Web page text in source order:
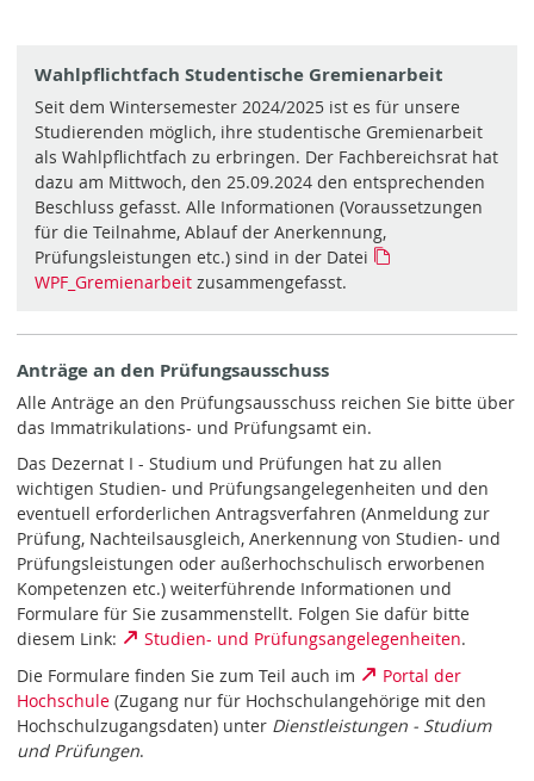
Wahlpflichtfach Studentische Gremienarbeit
Seit dem Wintersemester 2024/2025 ist es für unsere
Studierenden möglich, ihre studentische Gremienarbeit
als Wahlpflichtfach zu erbringen. Der Fachbereichsrat hat
dazu am Mittwoch, den 25.09.2024 den entsprechenden
Beschluss gefasst. Alle Informationen (Voraussetzungen
für die Teilnahme, Ablauf der Anerkennung,
Prüfungsleistungen etc.) sind in der Datei
WPF_Gremienarbeitzusammengefasst.
Anträge an den Prüfungsausschuss
Alle Anträge an den Prüfungsausschuss reichen Sie bitte über
das Immatrikulations- und Prüfungsamt ein.
Das Dezernat I - Studium und Prüfungen hat zu allen
wichtigen Studien- und Prüfungsangelegenheiten und den
eventuell erforderlichen Antragsverfahren (Anmeldung zur
Prüfung, Nachteilsausgleich, Anerkennung von Studien- und
Prüfungsleistungen oder außerhochschulisch erworbenen
Kompetenzen etc.) weiterführende Informationen und
Formulare für Sie zusammenstellt. Folgen Sie dafür bitte
diesem Link:
Studien- und Prüfungsangelegenheiten.
Die Formulare finden Sie zum Teil auch im
Portal der
Hochschule (Zugang nur für Hochschulangehörige mit den
Hochschulzugangsdaten) unter Dienstleistungen - Studium
und Prüfungen.